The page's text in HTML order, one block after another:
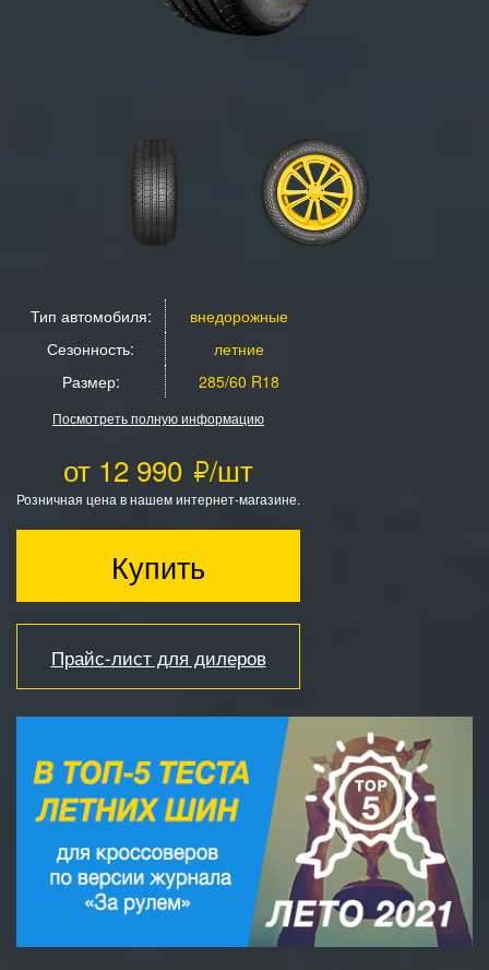
Тип автомобиля:
внедорожные
Сезонность:
летние
Размер:
285/60 R18
Посмотреть полную информацию
от 12 990 /шт
Розничная цена в нашем интернет-магазине.
Купить
Прайс-лист для дилеров